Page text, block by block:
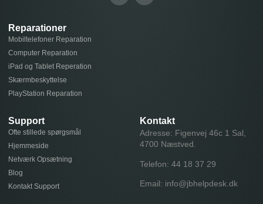
Reparationer
Mobiltelefoner Reparation
Computer Reparation
iPad og Tablet Reperation
Skærmbeskyttelse
PlayStation Reparation
Support
Ofte stillede spørgsmål
Hjemmeside
Netværk Opsætning
Blog
Kontakt Support
Kontakt
Adresse: Figenvej 46c 1 Sal,
4700 Næstved.
Telefon: 44 18 37 29
Email: info@jbhelpdesk.dk